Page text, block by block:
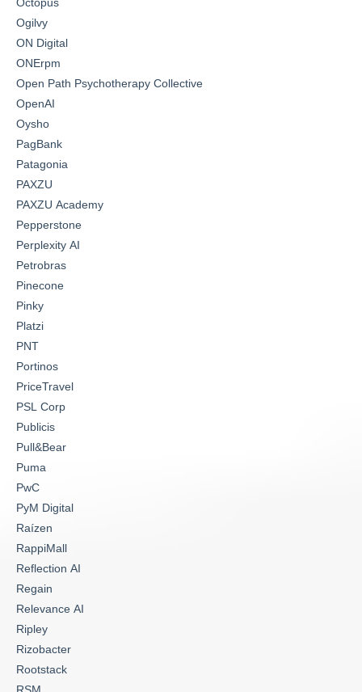
Octopus
Ogilvy
ON Digital
ONErpm
Open Path Psychotherapy Collective
OpenAI
Oysho
PagBank
Patagonia
PAXZU
PAXZU Academy
Pepperstone
Perplexity AI
Petrobras
Pinecone
Pinky
Platzi
PNT
Portinos
PriceTravel
PSL Corp
Publicis
Pull&Bear
Puma
PwC
PyM Digital
Raízen
RappiMall
Reflection AI
Regain
Relevance AI
Ripley
Rizobacter
Rootstack